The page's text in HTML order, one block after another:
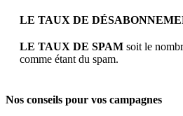
LE TAUX DE
LE TAUX DE SPAM soit le
comme étant du spam.
Nos conseils pour vos campagnes